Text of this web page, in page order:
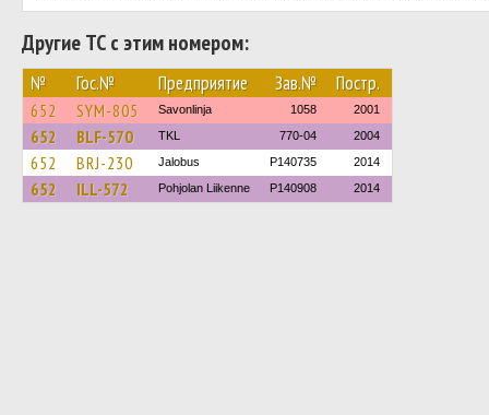
Другие ТС с этим номером:
№ Гос.№ Предприятие Зав.№ Постр.
652 SYM-805 Savonlinja 1058 2001
652 BLF-570 TKL 770-04 2004
652 BRJ-230 Jalobus P140735 2014
652 ILL-572 Pohjolan Liikenne P140908 2014